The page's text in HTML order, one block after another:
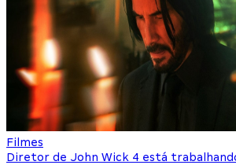
Filmes
Diretor de John Wick 4 está